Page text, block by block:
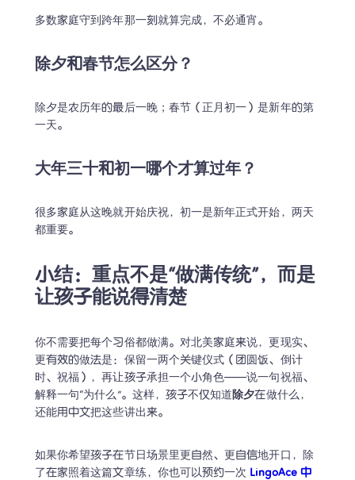
多数家庭守到跨年那一刻就算完成，不必通宵。
除夕和春节怎么区分？
除夕是农历年的最后一晚；春节（正月初一）是新年的第
一天。
大年三十和初一哪个才算过年？
很多家庭从这晚就开始庆祝，初一是新年正式开始，两天
都重要。
小结：重点不是“做满传统”，而是
让孩子能说得清楚
你不需要把每个习俗都做满。对北美家庭来说，更现实、
更有效的做法是：保留一两个关键仪式（团圆饭、倒计
时、祝福），再让孩子承担一个小角色——说一句祝福、
解释一句“为什么”。这样，孩子不仅知道 除夕在做什么，
还能用中文把这些讲出来。
如果你希望孩子在节日场景里更自然、更自信地开口，除
了在家照着这篇文章练，你也可以预约一次 LingoAce 中